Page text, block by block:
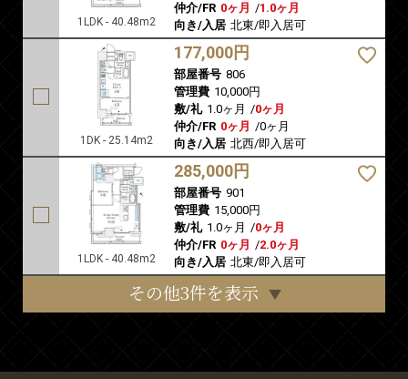
1LDK - 40.48m2
仲介/FR 0ヶ月 /1.0ヶ月
向き/入居 北東/即入居可
1DK - 25.14m2
177,000円
部屋番号 806
管理費 10,000円
敷/礼 1.0ヶ月 /0ヶ月
仲介/FR 0ヶ月 /0ヶ月
向き/入居 北西/即入居可
1LDK - 40.48m2
285,000円
部屋番号 901
管理費 15,000円
敷/礼 1.0ヶ月 /0ヶ月
仲介/FR 0ヶ月 /2.0ヶ月
向き/入居 北東/即入居可
その他3件を表示